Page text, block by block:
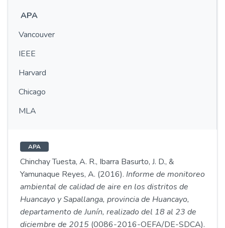
APA
Vancouver
IEEE
Harvard
Chicago
MLA
APA
Chinchay Tuesta, A. R., Ibarra Basurto, J. D., &
Yamunaque Reyes, A. (2016). Informe de monitoreo
ambiental de calidad de aire en los distritos de
Huancayo y Sapallanga, provincia de Huancayo,
departamento de Junín, realizado del 18 al 23 de
diciembre de 2015 (0086-2016-OEFA/DE-SDCA).